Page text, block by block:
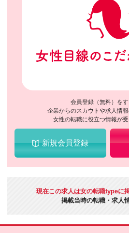
会員登録（無料）をす
企業からのスカウトや求人情
女性の転職に役立つ情報が受
新規会員登録
現在この求人は女の転職typeに
掲載当時の転職・求人